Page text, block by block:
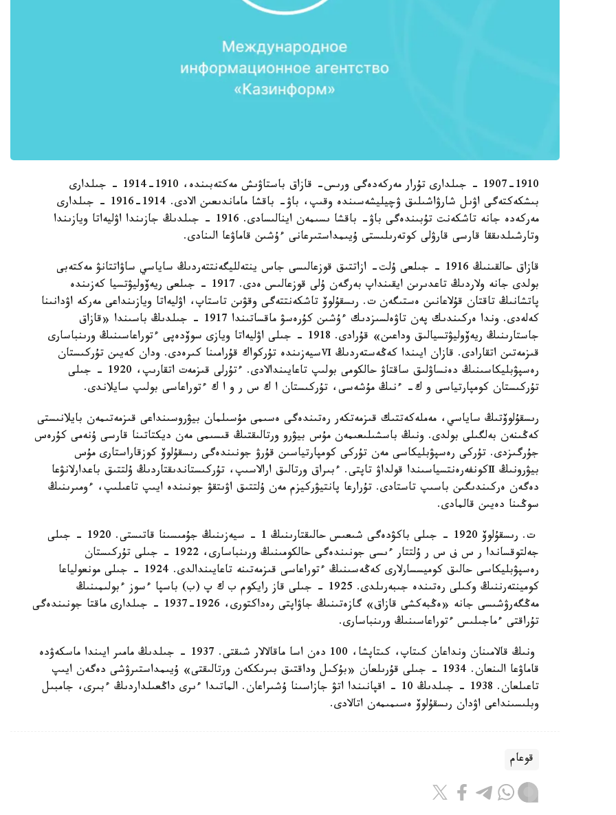
1907-1910 - جىلدارى تۇرار مەركەدەگى ورىس- قازاق باستاۋىش مەكتەبىندە، 1910-1914 - جىلدارى
بىشكەكتەگى اۋىل شارۋاشىلىق ۋچيليشەسىندە وقىپ، باۋ- باقشا ماماندىعىن الادى. 1914-1916 - جىلدارى
مەركەدە جانە تاشكەنت تۇبىندەگى باۋ- باقشا ىسىمەن اينالىسادى. 1916 - جىلدىڭ جازىندا اۋليەاتا ويازىندا
وتارشىلدىققا قارسى قارۋلى كوتەرىلىستى ۇيىمداستىرعانى ءۇشىن قاماۋعا الىنادى.
قازاق حالقىنىڭ 1916 - جىلعى ۇلت- ازاتتىق قوزعالىسى جاس ينتەلليگەنتتەردىڭ ساياسي ساۋاتتانۋ مەكتەبى
بولدى جانە ولاردىڭ تاعدىرىن ايقىنداپ بەرگەن ۇلى قوزعالىس ەدى. 1917 - جىلعى ريەۆوليۋتسيا كەزىندە
پاتشانىڭ تاقتان قۇلاعانىن ەستىگەن ت. رىسقۇلوۆ تاشكەنتتەگى وقۋىن تاستاپ، اۋليەاتا ويازىنداعى مەركە اۋدانىنا
كەلەدى. وندا ەركىندىك پەن تاۋەلسىزدىك ءۇشىن كۇرەسۋ ماقساتىندا 1917 - جىلدىڭ باسىندا «قازاق
جاستارىنىڭ ريەۆوليۋتسيالىق وداعىن» قۇرادى. 1918 - جىلى اۋليەاتا ويازى سوۆدەپى ءتوراعاسىنىڭ ورىنباسارى
قىزمەتىن اتقارادى. قازان ايىندا كەڭەستەردىڭ Ⅵسيەزىندە تۇركواك قۇرامىنا كىرەدى. ودان كەيىن تۇركىستان
رەسپۋبليكاسىنىڭ دەنساۋلىق ساقتاۋ حالكومى بولىپ تاعايىندالادى. ءتۇرلى قىزمەت اتقارىپ، 1920 - جىلى
تۇركىستان كومپارتياسى و ك- ءنىڭ مۇشەسى، تۇركىستان ا ك س ر و ا ك ءتوراعاسى بولىپ سايلاندى.
رىسقۇلوۆتىڭ ساياسي، مەملەكەتتىك قىزمەتكەر رەتىندەگى ەسىمى مۇسىلمان بيۋروسىنداعى قىزمەتىمەن بايلانىستى
كەڭىنەن بەلگىلى بولدى. ونىڭ باسشىلىعىمەن مۇس بيۋرو ورتالىقتىڭ قىسىمى مەن ديكتاتىنا قارسى ۇنەمى كۇرەس
جۇرگىزدى. تۇركى رەسپۋبليكاسى مەن تۇركى كومپارتياسىن قۇرۋ جونىندەگى رىسقۇلوۆ كوزقاراستارى مۇس
بيۋرونىڭ Ⅱكونفەرەنتسياسىندا قولداۋ تاپتى. ءبىراق ورتالىق ارالاسىپ، تۇركىستاندىقتاردىڭ ۇلتتىق باعدارلانۋعا
دەگەن ەركىندىگىن باسىپ تاستادى. تۇرارعا پانتيۋركيزم مەن ۇلتتىق اۋىتقۋ جونىندە ايىپ تاعىلىپ، ءومىرىنىڭ
سوڭىنا دەيىن قالمادى.
ت. رىسقۇلوۆ 1920 - جىلى باكۋدەگى شىعىس حالىقتارىنىڭ 1 - سيەزىنىڭ جۇمىسىنا قاتىستى. 1920 - جىلى
جەلتوقساندا ر س ف س ر ۇلتتار ءىسى جونىندەگى حالكومىنىڭ ورىنباسارى، 1922 - جىلى تۇركىستان
رەسپۋبليكاسى حالىق كوميسسارلارى كەڭەسىنىڭ ءتوراعاسى قىزمەتىنە تاعايىندالدى. 1924 - جىلى مونعولياعا
كومينتەرننىڭ وكىلى رەتىندە جىبەرىلدى. 1925 - جىلى قاز رايكوم ب ك پ (ب) باسپا ءسوز ءبولىمىنىڭ
مەڭگەرۋشىسى جانە «ەڭبەكشى قازاق» گازەتىنىڭ جاۋاپتى رەداكتورى، 1926-1937 - جىلدارى ماقتا جونىندەگى
تۇراقتى ءماجىلىس ءتوراعاسىنىڭ ورىنباسارى.
ونىڭ قالامىنان ونداعان كىتاپ، كىتاپشا، 100 دەن اسا ماقالالار شىقتى. 1937 - جىلدىڭ مامىر ايىندا ماسكەۋدە
قاماۋعا الىنعان. 1934 - جىلى قۇرىلعان «بۇكىل وداقتىق بىرىككەن ورتالىقتى» ۇيىمداستىرۋشى دەگەن ايىپ
تاعىلعان. 1938 - جىلدىڭ 10 - اقپانىندا اتۋ جازاسىنا ۇشىراعان. الماتىدا ءىرى داڭعىلداردىڭ ءبىرى، جامبىل
وبلىسىنداعى اۋدان رىسقۇلوۆ ەسىمىمەن اتالادى.
قوعام